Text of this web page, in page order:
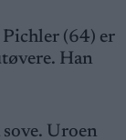
(64) er
Han
sove. Uroen